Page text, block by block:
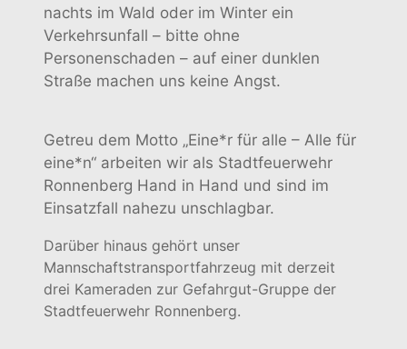
nachts im Wald oder im Winter ein
Verkehrsunfall – bitte ohne
Personenschaden – auf einer dunklen
Straße machen uns keine Angst.
Getreu dem Motto „Eine*r für alle – Alle für
eine*n“ arbeiten wir als Stadtfeuerwehr
Ronnenberg Hand in Hand und sind im
Einsatzfall nahezu unschlagbar.
Darüber hinaus gehört unser
Mannschaftstransportfahrzeug mit derzeit
drei Kameraden zur Gefahrgut-Gruppe der
Stadtfeuerwehr Ronnenberg.